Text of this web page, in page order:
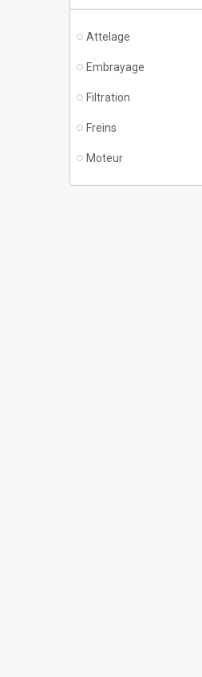
Attelage
Embrayage
Filtration
Freins
Moteur